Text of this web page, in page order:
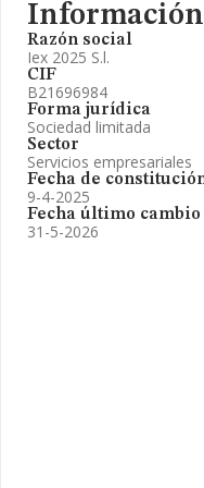
Razón social
Iex 2025 S.l.
CIF
B21696984
Forma jurídica
Sociedad limitada
Sector
Servicios empresariales
Fecha de
9-4-2025
Fecha último cambio
31-5-2026